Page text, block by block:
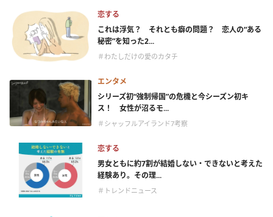
恋する
これは浮気？ それとも癖の問題？ 恋人の“ある
秘密”を知った2...
＃わたしだけの愛のカタチ
エンタメ
シリーズ初“強制帰国”の危機と今シーズン初キ
ス！ 女性が沼るモ...
＃シャッフルアイランド7考察
恋する
男女ともに約7割が結婚しない・できないと考えた
経験あり。その理...
＃トレンドニュース